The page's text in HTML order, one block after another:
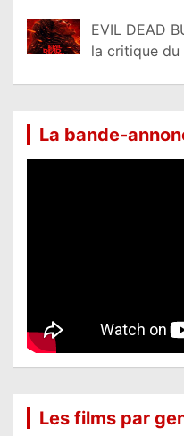
EVIL DEAD
la critique du
La bande-
Les films par